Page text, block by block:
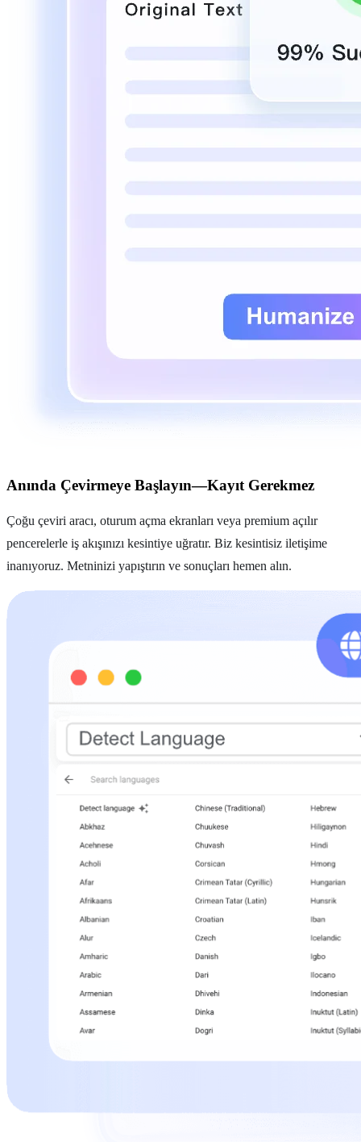
Anında Çevirmeye Başlayın—Kayıt Gerekmez
Çoğu çeviri aracı, oturum açma ekranları veya premium açılır
pencerelerle iş akışınızı kesintiye uğratır. Biz kesintisiz iletişime
inanıyoruz. Metninizi yapıştırın ve sonuçları hemen alın.